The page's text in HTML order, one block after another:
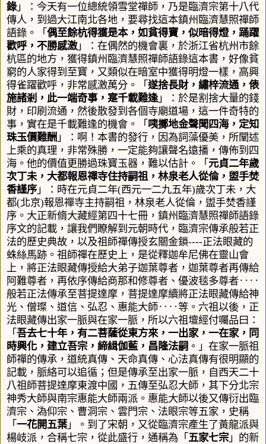
錄」：今天有一位總統領雪堂禪師，乃是臨濟宗第十八代
傳人，到過大江南北各地，要尋找這本鎮州臨濟慧照禪師
語錄。「 偶至餘杭得獲是本，如貧得寶，似暗得燈，踊躍
歡呼，不勝感激」：在偶然的機會裏 ，於浙江省杭州市餘
杭區的地方，獲得鎮州臨濟慧照禪師語錄這本書，好像貧
窮的人家得到至寶，又類似在暗室中獲得明燈一樣，高興
得雀躍歡呼，非常感激萬分。「 遂捨長財，繡梓流通，俵
施諸剎，此一端奇事，寔千載難逢」：於是割捨大量的錢
財，印刷流通，然後散發到各個寺廟道場，這一件奇特的
事，實在是千載難逢的機會。「 咦擲地金聲聞四海，定知
珠玉價難酬 」：啊！本書的發行，因為詞藻優美 ，所闡述
上乘的真理，非常殊勝，一定能夠讓聲名遠播，傳佈到四
海。他的價值更勝過珠寶玉器，難以估計。「 元貞二年歲
次丁未，大都報恩禪寺住持嗣祖，林泉老人從倫，盥手焚
香謹序」：時在元貞二年(西元一二九五年)歲次丁未 ，大
都(北京)報恩禪寺主持嗣祖，林泉老人從倫，盥手焚香謹
序。大正新脩大藏經第四十七冊 ， 鎮州臨濟慧照禪師語錄
序文的記載，讓我們瞭解到元朝時代，臨濟宗傳承般若正
法的歷史典故，以及祖師禪傳授玄關金鎖----正法眼藏的
蛛絲馬跡。祖師禪在歷史上，是從釋迦牟尼佛在靈山會
上，將正法眼藏傳授給大弟子迦葉尊者，迦葉尊者再傳給
阿難尊者，再依序傳給商那和修尊者、優波毯多尊者‥‥
般若正法傳承至菩提達摩，菩提達摩續將正法眼藏傳給神
光、僧璨、道信、弘忍、惠能大師‥‥ 等。六祖以後，正
法眼藏傳出家一脈與在家一脈，所以六祖壇經付囑品曰：
「 吾去七十年，有二菩薩從東方來，一出家，一在家，同
時興化，建立吾宗，締緝伽藍，昌隆法嗣 。」 在家一脈祖
師禪的傳承，道統真傳、天命真傳、心法真傳有很明顯的
記載，脈絡可以追循；但是傳承至出家一脈，自西天二十
八祖師菩提達摩東渡中國，五傳至弘忍大師，其下分北宗
神秀大師與南宗惠能大師兩派。惠能大師以後又傳衍出臨
濟宗、溈仰宗、曹洞宗、雲門宗、法眼宗等五家，史稱
「 一花開五葉」。到了宋朝，又從臨濟宗產生了黃龍派與
楊岐派，合稱七宗，從此盛行，通稱為「 五家七宗 」的新